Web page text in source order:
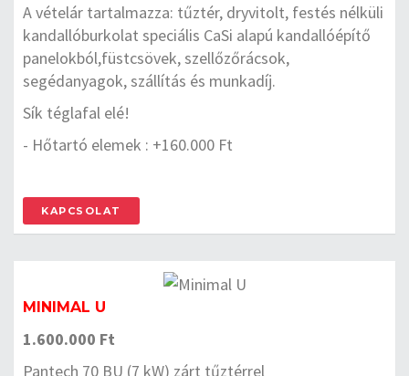
A vételár tartalmazza: tűztér, dryvitolt, festés nélküli
kandallóburkolat speciális CaSi alapú kandallóépítő
panelokból,füstcsövek, szellőzőrácsok,
segédanyagok, szállítás és munkadíj.
Sík téglafal elé!
- Hőtartó elemek : +160.000 Ft
KAPCSOLAT
MINIMAL U
1.600.000 Ft
Pantech 70 BU (7 kW) zárt tűztérrel